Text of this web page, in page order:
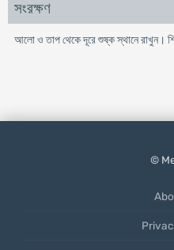
সংরক্ষণ
আলো ও তাপ থেকে দূরে শুষ্ক স্থানে রাখুন।
©